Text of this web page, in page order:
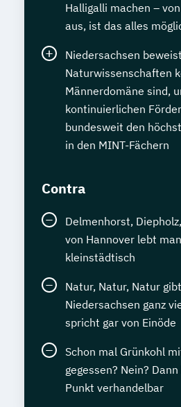
Halligalli machen –
aus, ist das alles
Niedersachsen
Naturwissenschaften
Männerdomäne sind,
kontinuierlichen
bundesweit den
in den MINT-Fächern
Contra
Delmenhorst,
von Hannover lebt
kleinstädtisch
Natur, Natur, Natur
Niedersachsen ganz
spricht gar von Einöde
Schon mal Grünkohl
gegessen? Nein?
Punkt verhandelbar